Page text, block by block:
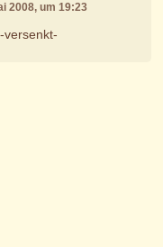
2008, um 19:23
versenkt-